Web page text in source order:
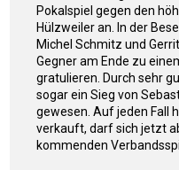
Pokalspiel gegen den
Hülzweiler an. In der
Michel Schmitz und
Gegner am Ende zu
gratulieren. Durch sehr
sogar ein Sieg von
gewesen. Auf jeden Fall
verkauft, darf sich jetzt
kommenden